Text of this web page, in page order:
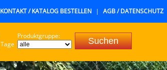
KONTAKT / KATALOG BESTELLEN | AGB / DATENSCHUTZ
Tage
Produktgruppe: